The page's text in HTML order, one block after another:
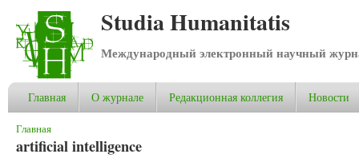
Studia Humanitatis
Международный электронный научный
Главная О журнале Редакционная коллегия Новости
Вы здесь
Главная
artificial intelligence